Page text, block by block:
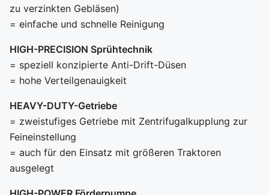
zu verzinkten Gebläsen)
= einfache und schnelle Reinigung
HIGH-PRECISION Sprühtechnik
= speziell konzipierte Anti-Drift-Düsen
= hohe Verteilgenauigkeit
HEAVY-DUTY-Getriebe
= zweistufiges Getriebe mit Zentrifugalkupplung zur
Feineinstellung
= auch für den Einsatz mit größeren Traktoren
ausgelegt